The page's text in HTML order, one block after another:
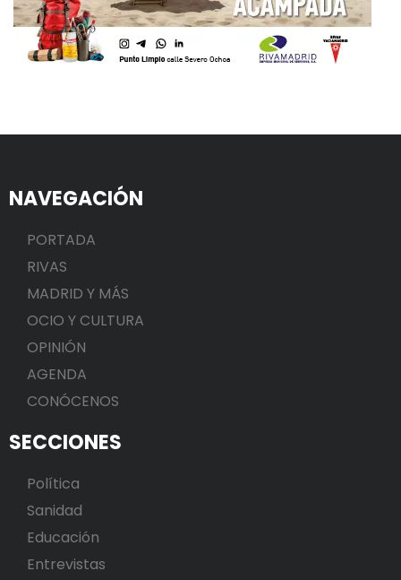
NAVEGACIÓN
PORTADA
RIVAS
MADRID Y MÁS
OCIO Y CULTURA
OPINIÓN
AGENDA
CONÓCENOS
SECCIONES
Política
Sanidad
Educación
Entrevistas